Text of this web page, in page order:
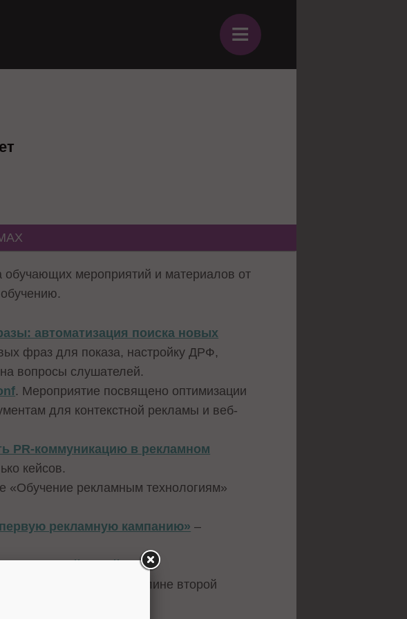
≡
обучающих мероприятий и материалов от
автоматизация поиска новых
фраз для показа, настройку ДРФ,
вопросы слушателей.
. Мероприятие посвящено оптимизации
для контекстной рекламы и веб-
PR-коммуникацию в рекламном
кейсов.
«Обучение рекламным технологиям»
первую рекламную кампанию» –
или дизайна сайта».
прошедшей в Берлине второй